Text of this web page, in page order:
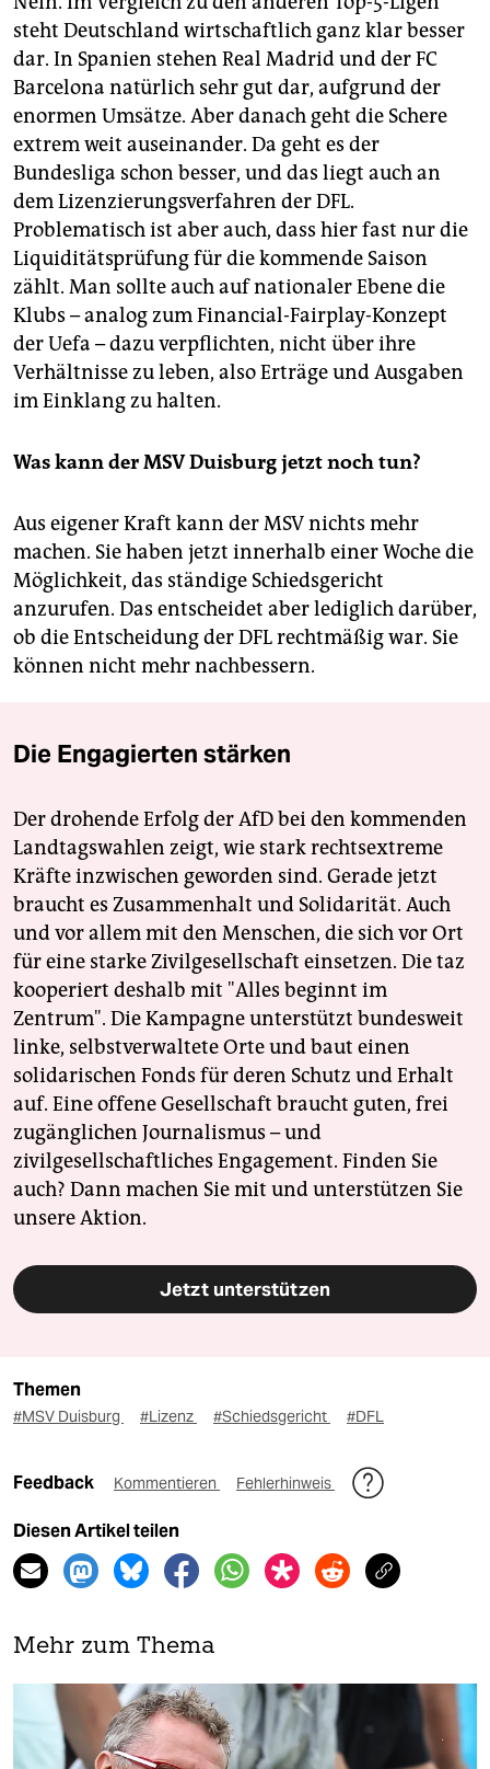
steht Deutschland wirtschaftlich ganz klar besser
dar. In Spanien stehen Real Madrid und der FC
Barcelona natürlich sehr gut dar, aufgrund der
enormen Umsätze. Aber danach geht die Schere
extrem weit auseinander. Da geht es der
Bundesliga schon besser, und das liegt auch an
dem Lizenzierungsverfahren der DFL.
Problematisch ist aber auch, dass hier fast nur die
Liquiditätsprüfung für die kommende Saison
zählt. Man sollte auch auf nationaler Ebene die
Klubs – analog zum Financial-Fairplay-Konzept
der Uefa – dazu verpflichten, nicht über ihre
Verhältnisse zu leben, also Erträge und Ausgaben
im Einklang zu halten.
Was kann der MSV Duisburg jetzt noch tun?
Aus eigener Kraft kann der MSV nichts mehr
machen. Sie haben jetzt innerhalb einer Woche die
Möglichkeit, das ständige Schiedsgericht
anzurufen. Das entscheidet aber lediglich darüber,
ob die Entscheidung der DFL rechtmäßig war. Sie
können nicht mehr nachbessern.
Die Engagierten stärken
Der drohende Erfolg der AfD bei den kommenden
Landtagswahlen zeigt, wie stark rechtsextreme
Kräfte inzwischen geworden sind. Gerade jetzt
braucht es Zusammenhalt und Solidarität. Auch
und vor allem mit den Menschen, die sich vor Ort
für eine starke Zivilgesellschaft einsetzen. Die taz
kooperiert deshalb mit "Alles beginnt im
Zentrum". Die Kampagne unterstützt bundesweit
linke, selbstverwaltete Orte und baut einen
solidarischen Fonds für deren Schutz und Erhalt
auf. Eine offene Gesellschaft braucht guten, frei
zugänglichen Journalismus – und
zivilgesellschaftliches Engagement. Finden Sie
auch? Dann machen Sie mit und unterstützen Sie
unsere Aktion.
Jetzt unterstützen
Themen
#MSV Duisburg #Lizenz #Schiedsgericht #DFL
Feedback Kommentieren Fehlerhinweis
Diesen Artikel teilen
Mehr zum Thema